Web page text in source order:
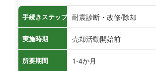
手続きステップ 耐震診断・改修/除却
実施時期 売却活動開始前
所要期間 1-4か月